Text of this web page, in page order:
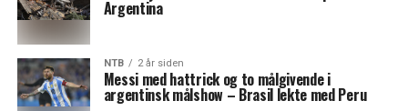
Argentina
NTB 2 år siden
Messi med hattrick og to målgivende i
argentinsk målshow – Brasil lekte med Peru